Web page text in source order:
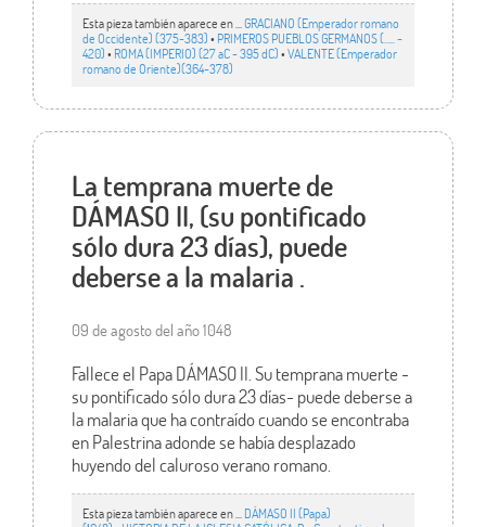
Esta pieza también aparece en ... GRACIANO (Emperador romano
de Occidente) (375-383)• PRIMEROS PUEBLOS GERMANOS (….. -
420)• ROMA (IMPERIO) (27 aC - 395 dC)•VALENTE (Emperador
romano de Oriente)(364-378)
La temprana muerte de
DÁMASO II, (su pontificado
sólo dura 23 días), puede
deberse a la malaria .
09 de agosto del año 1048
Fallece el Papa DÁMASO II. Su temprana muerte -
su pontificado sólo dura 23 días- puede deberse a
la malaria que ha contraído cuando se encontraba
en Palestrina adonde se había desplazado
huyendo del caluroso verano romano.
Esta pieza también aparece en ... DÁMASO II (Papa)